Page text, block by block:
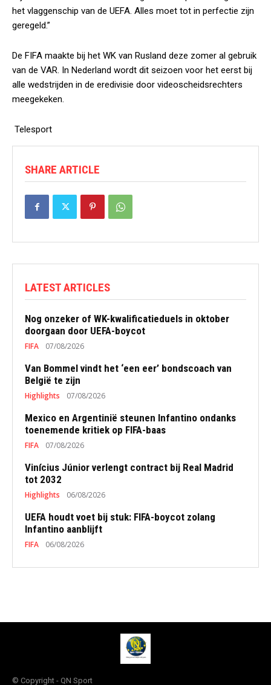
het vlaggenschip van de UEFA. Alles moet tot in perfectie zijn
geregeld.”
De FIFA maakte bij het WK van Rusland deze zomer al gebruik
van de VAR. In Nederland wordt dit seizoen voor het eerst bij
alle wedstrijden in de eredivisie door videoscheidsrechters
meegekeken.
Telesport
SHARE ARTICLE
LATEST ARTICLES
Nog onzeker of WK-kwalificatieduels in oktober
doorgaan door UEFA-boycot
FIFA 07/08/2026
Van Bommel vindt het ‘een eer’ bondscoach van
België te zijn
Highlights 07/08/2026
Mexico en Argentinië steunen Infantino ondanks
toenemende kritiek op FIFA-baas
FIFA 07/08/2026
Vinícius Júnior verlengt contract bij Real Madrid
tot 2032
Highlights 06/08/2026
UEFA houdt voet bij stuk: FIFA-boycot zolang
Infantino aanblijft
FIFA 06/08/2026
© Copyright - QN Sport